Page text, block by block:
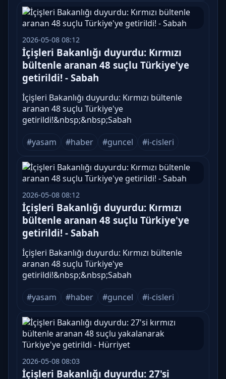
2026-05-08 08:12
İçişleri Bakanlığı duyurdu: Kırmızı
bültenle aranan 48 suçlu Türkiye'ye
getirildi! - Sabah
İçişleri Bakanlığı duyurdu: Kırmızı bültenle
aranan 48 suçlu Türkiye'ye
getirildi!&nbsp;&nbsp;Sabah
#yasam
#haber #guncel #i-cisleri
2026-05-08 08:12
İçişleri Bakanlığı duyurdu: Kırmızı
bültenle aranan 48 suçlu Türkiye'ye
getirildi! - Sabah
İçişleri Bakanlığı duyurdu: Kırmızı bültenle
aranan 48 suçlu Türkiye'ye
getirildi!&nbsp;&nbsp;Sabah
#yasam
#haber #guncel #i-cisleri
2026-05-08 08:03
İçişleri Bakanlığı duyurdu: 27'si